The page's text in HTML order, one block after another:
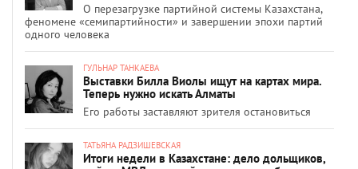
О перезагрузке партийной системы Казахстана,
феномене «семипартийности» и завершении эпохи партий
одного человека
ГУЛЬНАР ТАНКАЕВА
Выставки Билла Виолы ищут на картах мира.
Теперь нужно искать Алматы
Его работы заставляют зрителя остановиться
ТАТЬЯНА РАДЗИШЕВСКАЯ
Итоги недели в Казахстане: дело дольщиков,